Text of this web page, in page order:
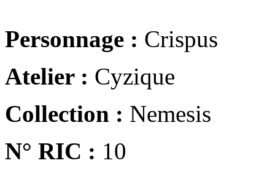
Personnage : Crispus
Atelier : Cyzique
Collection : Nemesis
N° RIC : 10